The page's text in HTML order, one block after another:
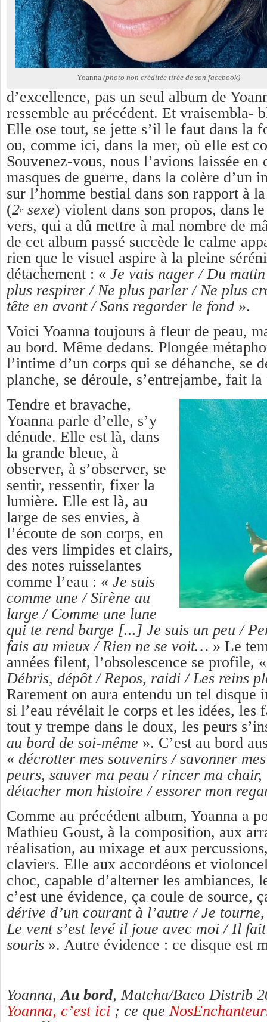
Yoanna (photo non créditée tirée de son facebook)
d’excellence, pas un seul album de
ressemble au précédent. Et vraisembla-
Elle ose tout, se jette s’il le faut dans la
ou, comme ici, dans la mer, où elle est
Souvenez-vous, nous l’avions laissée en
masques de guerre, dans la colère d’un
sur l’homme bestial dans son rapport à
(2e sexe) violent dans son propos, dans
vers, qui a dû mettre à mal nombre de
de cet album passé succède le calme
rien que le visuel aspire à la pleine
détachement : « Je vais nager / Du
plus respirer / Ne plus parler / Ne plus
tête en avant / Sans regarder le fond ».
Voici Yoanna toujours à fleur de peau,
au bord. Même dedans. Plongée
l’intime d’un corps qui se déhanche, se
planche, se déroule, s’entrejambe, fait la
Tendre et bravache,
Yoanna parle d’elle, s’y
dénude. Elle est là, dans
la grande bleue, à
observer, à s’observer, se
sentir, ressentir, fixer la
lumière. Elle est là, au
large de ses envies, à
l’écoute de son corps, en
des vers limpides et clairs,
des notes ruisselantes
comme l’eau : « Je suis
comme une / Sirène au
large / Comme une lune
qui te rend barge [...] Je suis un peu /
fais au mieux / Rien ne se voit… » Le
années filent, l’obsolescence se profile,
Débris, dépôt / Repos, raidi / Les reins
Rarement on aura entendu un tel disque
si l’eau révélait le corps et les idées, les
tout y trempe dans le doux, les peurs
au bord de soi-même ». C’est au bord
« décrotter mes souvenirs / savonner
peurs, sauver ma peau / rincer ma chair,
détacher mon histoire / essorer mon
Comme au précédent album, Yoanna a
Mathieu Goust, à la composition, aux
réalisation, au mixage et aux
claviers. Elle aux accordéons et
choc, capable d’alterner les ambiances,
c’est une évidence, ça coule de source,
dérive d’un courant à l’autre / Je
Le vent s’est levé il joue avec moi / Il
souris ». Autre évidence : ce disque est
Yoanna,Au bord, Matcha/Baco Distrib
Yoanna, c’est ici ; ce que